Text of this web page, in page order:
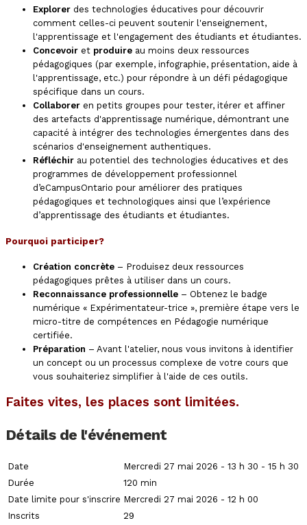
Explorer des technologies éducatives pour découvrir
comment celles-ci peuvent soutenir l'enseignement,
l'apprentissage et l'engagement des étudiants et étudiantes.
Concevoir et produire au moins deux ressources
pédagogiques (par exemple, infographie, présentation, aide à
l'apprentissage, etc.) pour répondre à un défi pédagogique
spécifique dans un cours.
Collaborer en petits groupes pour tester, itérer et affiner
des artefacts d'apprentissage numérique, démontrant une
capacité à intégrer des technologies émergentes dans des
scénarios d'enseignement authentiques.
Réfléchir au potentiel des technologies éducatives et des
programmes de développement professionnel
d’eCampusOntario pour améliorer des pratiques
pédagogiques et technologiques ainsi que l’expérience
d’apprentissage des étudiants et étudiantes.
Pourquoi participer?
Création concrète – Produisez deux ressources
pédagogiques prêtes à utiliser dans un cours.
Reconnaissance professionnelle – Obtenez le badge
numérique « Expérimentateur-trice », première étape vers le
micro-titre de compétences en Pédagogie numérique
certifiée.
Préparation – Avant l'atelier, nous vous invitons à identifier
un concept ou un processus complexe de votre cours que
vous souhaiteriez simplifier à l'aide de ces outils.
Faites vites, les places sont limitées.
Détails de l'événement
Date
Mercredi 27 mai 2026 - 13 h 30 - 15 h 30
Durée
120 min
Date limite pour s'inscrire Mercredi 27 mai 2026 - 12 h 00
Inscrits
29